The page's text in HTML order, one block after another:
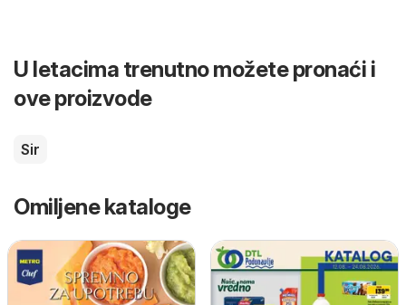
U letacima trenutno možete pronaći i
ove proizvode
Sir
Omiljene kataloge